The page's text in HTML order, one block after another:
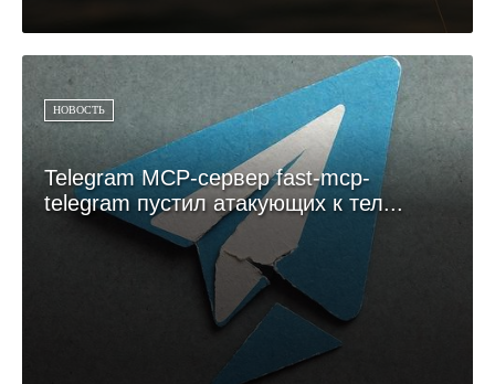
НОВОСТЬ
Telegram MCP-сервер fast-mcp-
telegram пустил атакующих к тел...